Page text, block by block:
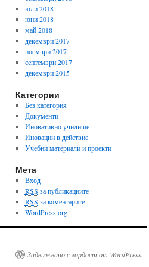
юли 2018
юни 2018
май 2018
декември 2017
ноември 2017
септември 2017
декември 2015
Категории
Без категория
Документи
Иновативно училище
Иновации в действие
Учебни материали и проекти
Мета
Вход
RSS за публикациите
RSS за коментарите
WordPress.org
Задвижвано с гордост от WordPress.